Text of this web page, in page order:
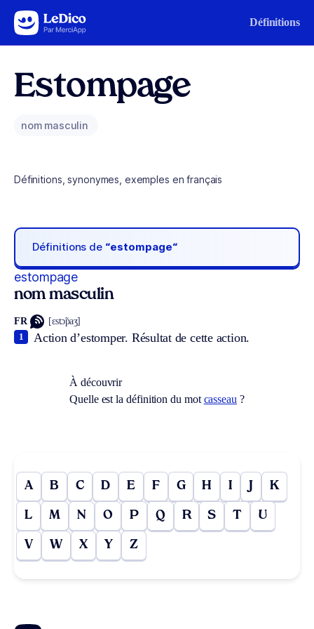
Aller au contenu Définitions
Estompage
nom masculin
Définitions, synonymes, exemples en français
Définitions de “estompage“
estompage
nom masculin
FR [ɛstɔ̃paʒ]
Action d’estomper. Résultat de cette action.
1
À découvrir
Quelle est la définition du mot casseau ?
A B C D E F G H I J K
L M N O P Q R S T U
V W X Y Z